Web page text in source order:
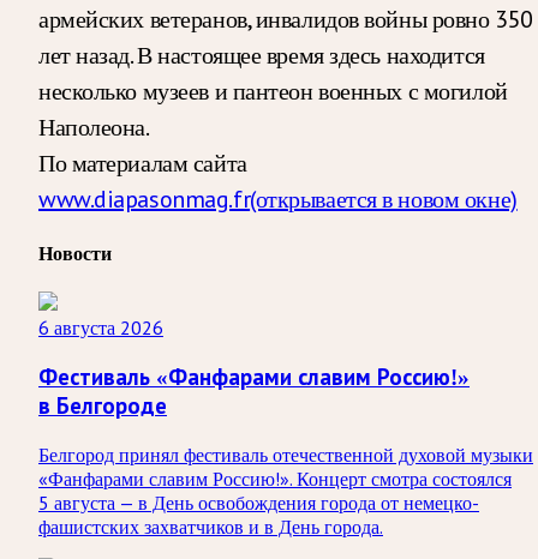
армейских ветеранов, инвалидов войны ровно 350
лет назад. В настоящее время здесь находится
несколько музеев и пантеон военных с могилой
Наполеона.
По материалам сайта
www.diapasonmag.fr(открывается в новом окне)
Новости
6 августа 2026
Фестиваль «Фанфарами славим Россию!»
в Белгороде
Белгород принял фестиваль отечественной духовой музыки
«Фанфарами славим Россию!». Концерт смотра состоялся
5 августа — в День освобождения города от немецко-
фашистских захватчиков и в День города.